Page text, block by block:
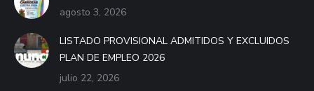
agosto 3, 2026
LISTADO PROVISIONAL ADMITIDOS Y EXCLUIDOS
PLAN DE EMPLEO 2026
julio 22, 2026